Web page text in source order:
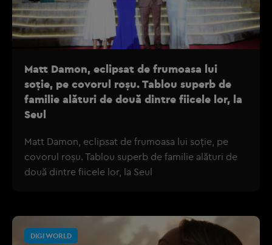
Matt Damon, eclipsat de frumoasa lui
soție, pe covorul roșu. Tablou superb de
familie alături de două dintre fiicele lor, la
Seul
Matt Damon, eclipsat de frumoasa lui soție, pe
covorul roșu. Tablou superb de familie alături de
două dintre fiicele lor, la Seul
DIGI WORLD